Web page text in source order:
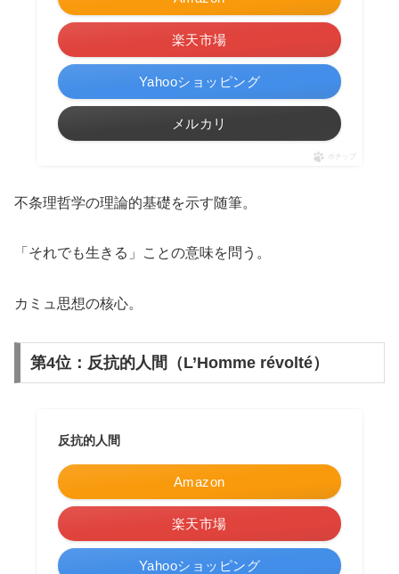
楽天市場
Yahooショッピング
メルカリ
ポチップ
不条理哲学の理論的基礎を示す随筆。
「それでも生きる」ことの意味を問う。
カミュ思想の核心。
第4位：反抗的人間（L’Homme révolté）
反抗的人間
Amazon
楽天市場
Yahooショッピング